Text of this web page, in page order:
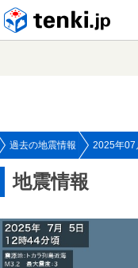
過去の地震情報 2025年07
地震情報